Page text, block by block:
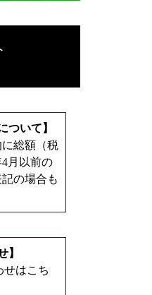
ついて】
総額（税
月以前の
の場合も
】
せはこち